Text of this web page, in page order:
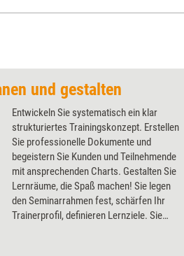
und gestalten
Entwickeln Sie systematisch ein klar
strukturiertes Trainingskonzept. Erstellen
Sie professionelle Dokumente und
begeistern Sie Kunden und Teilnehmende
mit ansprechenden Charts. Gestalten Sie
Lernräume, die Spaß machen! Sie legen
den Seminarrahmen fest, schärfen Ihr
Trainerprofil, definieren Lernziele. Sie